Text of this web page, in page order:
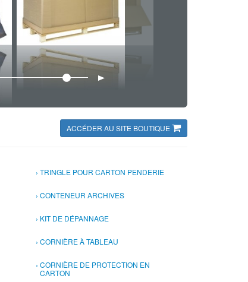
ACCÉDER AU SITE BOUTIQUE
TRINGLE POUR CARTON PENDERIE
CONTENEUR ARCHIVES
KIT DE DÉPANNAGE
CORNIÈRE À TABLEAU
CORNIÈRE DE PROTECTION EN
CARTON